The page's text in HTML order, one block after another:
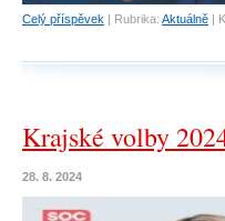
Celý příspěvek | Rubrika: Aktuálně |
Krajské volby
28. 8. 2024